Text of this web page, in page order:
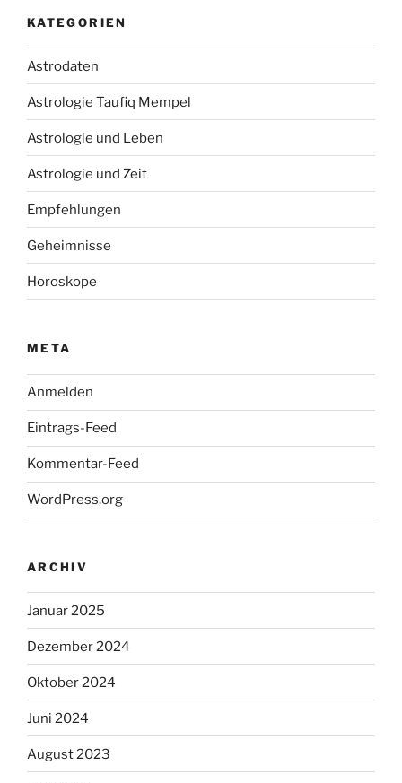
KATEGORIEN
Astrodaten
Astrologie Taufiq Mempel
Astrologie und Leben
Astrologie und Zeit
Empfehlungen
Geheimnisse
Horoskope
META
Anmelden
Eintrags-Feed
Kommentar-Feed
WordPress.org
ARCHIV
Januar 2025
Dezember 2024
Oktober 2024
Juni 2024
August 2023